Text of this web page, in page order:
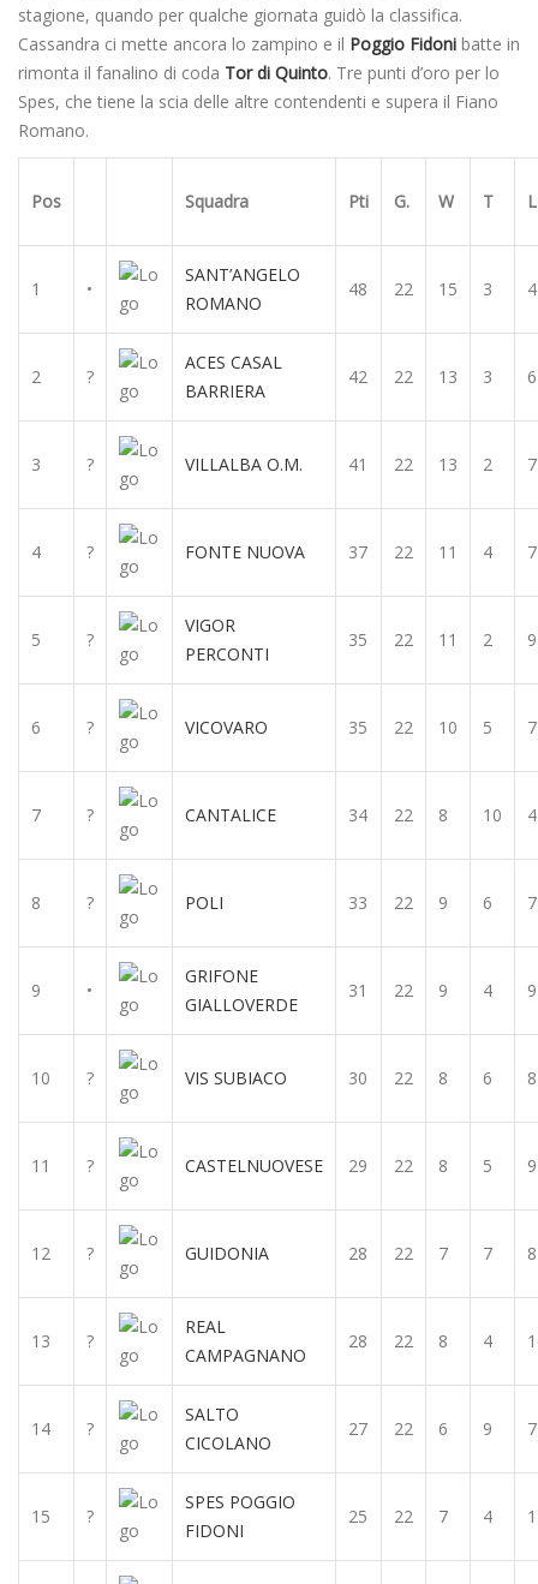
stagione, quando per qualche giornata guidò la classifica.
Cassandra ci mette ancora lo zampino e il Poggio Fidoni batte in
rimonta il fanalino di coda Tor di Quinto. Tre punti d’oro per lo
Spes, che tiene la scia delle altre contendenti e supera il Fiano
Romano.
Pos Squadra Pti G. W T L
1 •
SANT’ANGELO
ROMANO
48 22 15 3 4
2 ?
ACES CASAL
BARRIERA
42 22 13 3 6
3 ? VILLALBA O.M. 41 22 13 2 7
4 ? FONTE NUOVA 37 22 11 4 7
5 ?
VIGOR
PERCONTI
35 22 11 2 9
6 ? VICOVARO 35 22 10 5 7
7 ? CANTALICE 34 22 8 10 4
8 ? POLI 33 22 9 6 7
9 •
GRIFONE
GIALLOVERDE
31 22 9 4 9
10 ? VIS SUBIACO 30 22 8 6 8
11 ? CASTELNUOVESE 29 22 8 5 9
12 ? GUIDONIA 28 22 7 7 8
13 ?
REAL
CAMPAGNANO
28 22 8 4
14 ?
SALTO
CICOLANO
27 22 6 9 7
15 ?
SPES POGGIO
FIDONI
25 22 7 4